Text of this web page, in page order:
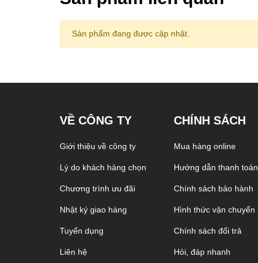
- Sofa góc L dài 2,92m: 292 x 98 x 43Hcm
- Sofa góc L dài 3,72m: 372 x 98 x 43Hcm
Sản phẩm đang được cập nhật.
VỀ CÔNG TY
Giới thiệu về công ty
Lý do khách hàng chọn
Chương trình ưu đãi
Nhật ký giao hàng
Tuyển dụng
Liên hệ
CHÍNH SÁCH
Mua hàng online
Hướng dẫn thanh toán
Chính sách bảo hành
Hình thức vận chuyển
Chính sách đổi trả
Hỏi, đáp nhanh